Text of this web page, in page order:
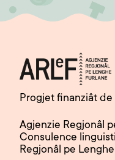
Progjet finanziât de
Agjenzie Regjonâl
Consulence
Regjonâl pe